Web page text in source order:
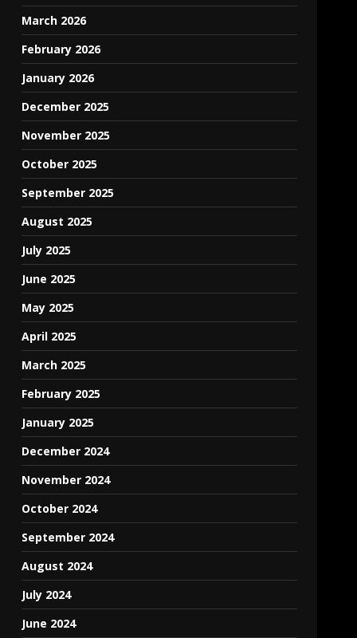
March 2026
February 2026
January 2026
December 2025
November 2025
October 2025
September 2025
August 2025
July 2025
June 2025
May 2025
April 2025
March 2025
February 2025
January 2025
December 2024
November 2024
October 2024
September 2024
August 2024
July 2024
June 2024